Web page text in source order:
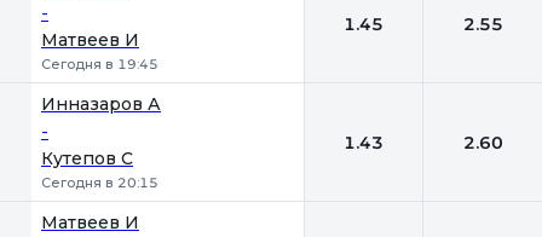
-
Матвеев И
Сегодня в 19:45
1.45 2.55
Инназаров А
-
Кутепов С
Сегодня в 20:15
1.43 2.60
Матвеев И